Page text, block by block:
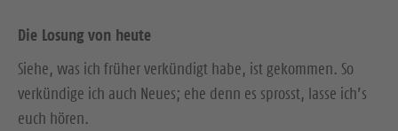
Die Losung von heute
Siehe, was ich früher verkündigt habe, ist gekommen. So
verkündige ich auch Neues; ehe denn es sprosst, lasse ich’s
euch hören.